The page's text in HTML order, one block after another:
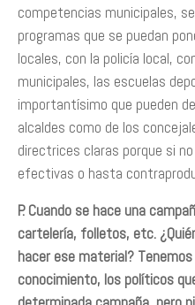
competencias municipales,
programas que se puedan
locales, con la policía local,
municipales, las escuelas
importantísimo que pueden
alcaldes como de los
directrices claras porque si
efectivas o hasta
P. Cuando se hace una
cartelería, folletos, etc.
hacer ese material?
conocimiento, los políticos